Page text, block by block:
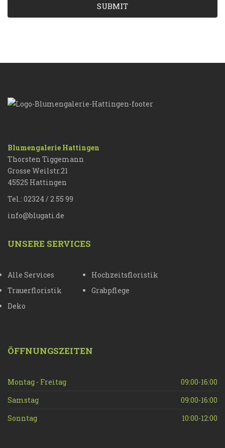
SUBMIT
Blumengalerie Hattingen
Thorsten Tiggemann
Grosse Weilstr.21
45525 Hattingen
Tel.: 02324 / 2 55 99
info@blugati.de
UNSERE SERVICES
Alle Services
Hochzeitsfloristik
Trauerfloristik
Grabpflege
Deko
ÖFFNUNGSZEITEN
Montag - Freitag
09:00-16:00
Samstag
09:00-16:00
Sonntag
10:00-12:00